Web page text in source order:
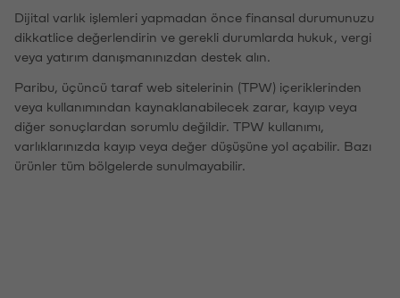
Dijital varlık işlemleri yapmadan önce finansal durumunuzu
dikkatlice değerlendirin ve gerekli durumlarda hukuk, vergi
veya yatırım danışmanınızdan destek alın.
Paribu, üçüncü taraf web sitelerinin (TPW) içeriklerinden
veya kullanımından kaynaklanabilecek zarar, kayıp veya
diğer sonuçlardan sorumlu değildir. TPW kullanımı,
varlıklarınızda kayıp veya değer düşüşüne yol açabilir. Bazı
ürünler tüm bölgelerde sunulmayabilir.